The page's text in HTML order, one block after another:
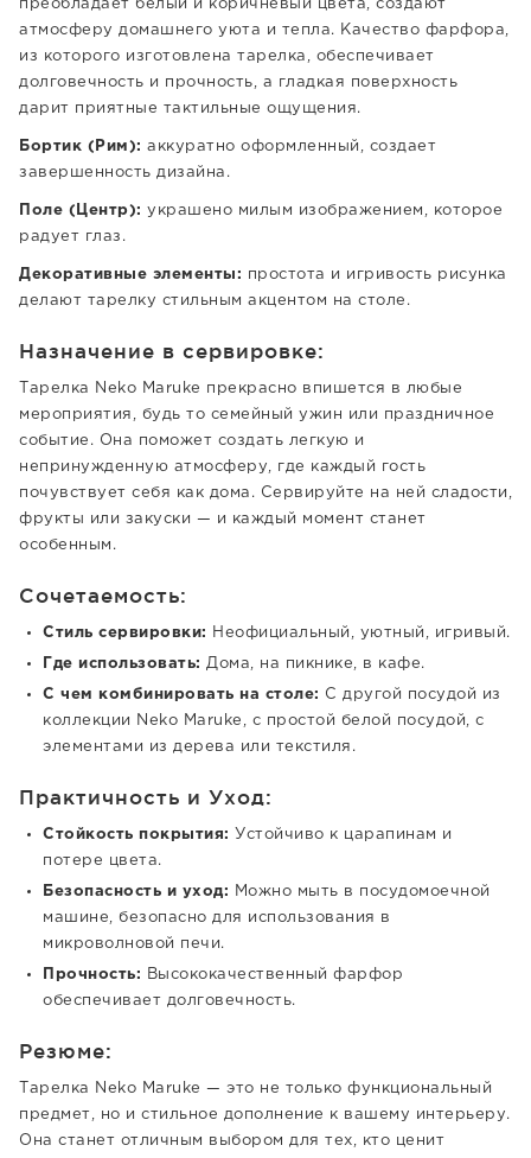
преобладает белый и коричневый цвета, создают
атмосферу домашнего уюта и тепла. Качество фарфора,
из которого изготовлена тарелка, обеспечивает
долговечность и прочность, а гладкая поверхность
дарит приятные тактильные ощущения.
Бортик (Рим): аккуратно оформленный, создает
завершенность дизайна.
Поле (Центр): украшено милым изображением, которое
радует глаз.
Декоративные элементы: простота и игривость рисунка
делают тарелку стильным акцентом на столе.
Назначение в сервировке:
Тарелка Neko Maruke прекрасно впишется в любые
мероприятия, будь то семейный ужин или праздничное
событие. Она поможет создать легкую и
непринужденную атмосферу, где каждый гость
почувствует себя как дома. Сервируйте на ней сладости,
фрукты или закуски — и каждый момент станет
особенным.
Сочетаемость:
Стиль сервировки: Неофициальный, уютный, игривый.
Где использовать: Дома, на пикнике, в кафе.
С чем комбинировать на столе:
С другой посудой из
коллекции Neko Maruke, с простой белой посудой, с
элементами из дерева или текстиля.
Практичность и Уход:
Стойкость покрытия:
Устойчиво к царапинам и
потере цвета.
Безопасность и уход: Можно мыть в посудомоечной
машине, безопасно для использования в
микроволновой печи.
Прочность: Высококачественный фарфор
обеспечивает долговечность.
Резюме:
Тарелка Neko Maruke — это не только функциональный
предмет, но и стильное дополнение к вашему интерьеру.
Она станет отличным выбором для тех, кто ценит